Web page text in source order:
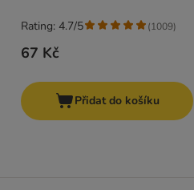
67 Kč
Rating: 4.7/5 (1009)
Přidat do košíku